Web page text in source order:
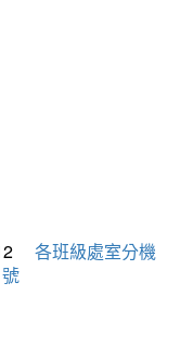
各班級處室分機